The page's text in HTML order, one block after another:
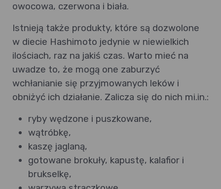
owocowa, czerwona i biała.
Istnieją także produkty, które są dozwolone
w diecie Hashimoto jedynie w niewielkich
ilościach, raz na jakiś czas. Warto mieć na
uwadze to, że mogą one zaburzyć
wchłanianie się przyjmowanych leków i
obniżyć ich działanie. Zalicza się do nich mi.in.:
ryby wędzone i puszkowane,
wątróbkę,
kaszę jaglaną,
gotowane brokuły, kapustę, kalafior i
brukselkę,